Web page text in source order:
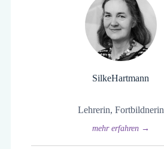
SilkeHartmann
Lehrerin, Fortbildnerin
mehr erfahren →